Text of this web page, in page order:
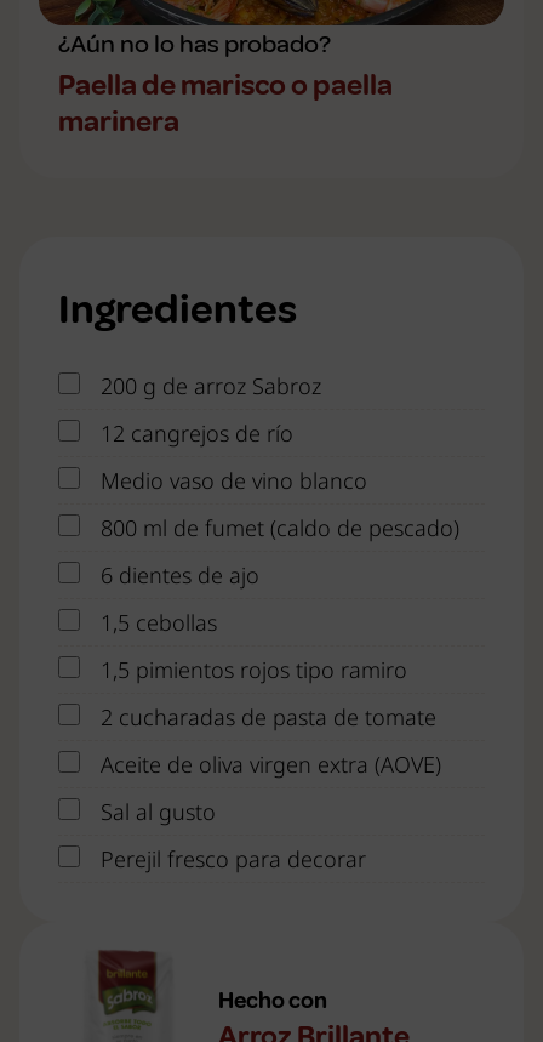
¿Aún no lo has probado?
Paella de marisco o paella
marinera
Ingredientes
200 g de arroz Sabroz
12 cangrejos de río
Medio vaso de vino blanco
800 ml de fumet (caldo de pescado)
6 dientes de ajo
1,5 cebollas
1,5 pimientos rojos tipo ramiro
2 cucharadas de pasta de tomate
Aceite de oliva virgen extra (AOVE)
Sal al gusto
Perejil fresco para decorar
Hecho con